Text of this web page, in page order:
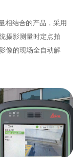
相结合的产品，采用
摄影测量时定点拍
像的现场全自动解